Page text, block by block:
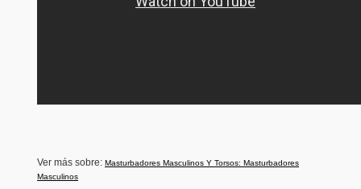
Ver más sobre: Masturbadores Masculinos Y Torsos: Masturbadores
Masculinos